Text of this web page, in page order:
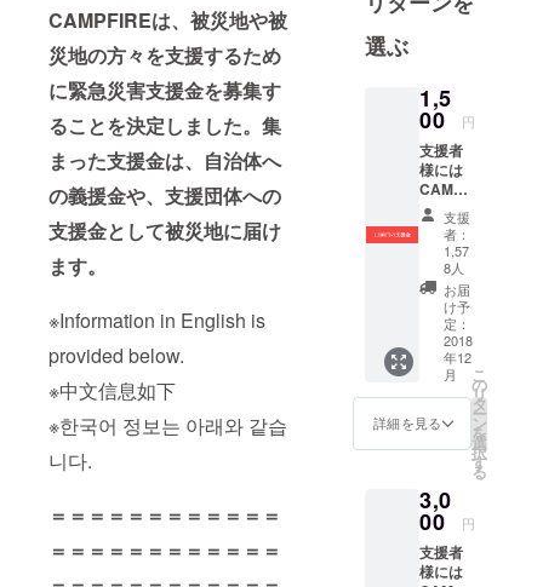
CAMPFIREは、被災地や被
災地の方々を支援するため
に緊急災害支援金を募集す
ることを決定しました。集
まった支援金は、自治体へ
の義援金や、支援団体への
支援金として被災地に届け
ます。
※Information in English is
provided below.
※中文信息如下
※한국어 정보는 아래와 같습
니다.
＝＝＝＝＝＝＝＝＝＝＝＝
＝＝＝＝＝＝＝＝＝＝＝＝
選ぶ
1,5
00 円
支援者
様には
CAMPF
IREより
お礼の
メッ
セージ
と活動
報告を
お送り
します
支援
者：
1,57
8人
お届
け予
定：
2018
年12
月
詳細を見る
こ
の
リ
タ
ー
ン
を
選
択
す
る
3,0
00 円
支援者
様には